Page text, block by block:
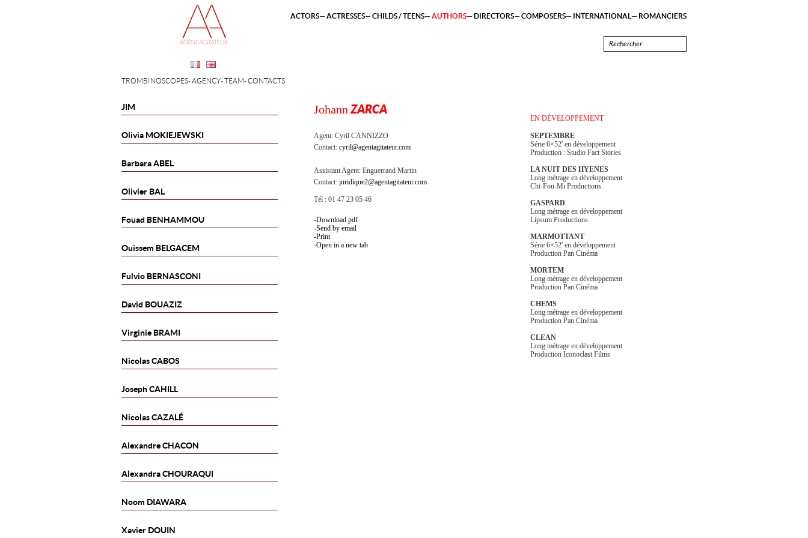
JIM
Olivia MOKIEJEWSKI
BarbaraABEL
Olivier BAL
Fouad BENHAMMOU
Ouissem BELGACEM
Fulvio BERNASCONI
David BOUAZIZ
Virginie BRAMI
NicolasCABOS
JosephCAHILL
NicolasCAZALÉ
AlexandreCHACON
AlexandraCHOURAQUI
Noom DIAWARA
Xavier DOUIN
TROMBINOSCOPES AGENCY TEAM CONTACTS
ACTORS ACTRESSES CHILDS / TEENS AUTHORS DIRECTORS COMPOSERS INTERNATIONAL ROMANCIERS
Johann ZARCA
Agent: Cyril CANNIZZO
Contact: cyril@agentagitateur.com
Assistant Agent: Enguerrand Martin
Contact: juridique2@agentagitateur.com
Tél : 01 47 23 05 46
Download pdf
Send by email
Print
Open in a new tab
EN DÉVELOPPEMENT
SEPTEMBRE
Série 6×52' en développement
Production : Studio Fact Stories
LA NUIT DES HYENES
Long métrage en développement
Chi-Fou-Mi Productions
GASPARD
Long métrage en développement
Lipsum Productions
MARMOTTANT
Série 6×52' en développement
Production Pan Cinéma
MORTEM
Long métrage en développement
Production Pan Cinéma
CHEMS
Long métrage en développement
Production Pan Cinéma
CLEAN
Long métrage en développement
Production Iconoclast Films